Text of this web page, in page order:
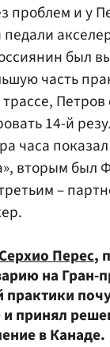
проблем и у
был
часть
Петров
14-й
часа показал
вторым был
–
.
Перес,
на Гран-
практики
принял
в Канаде.